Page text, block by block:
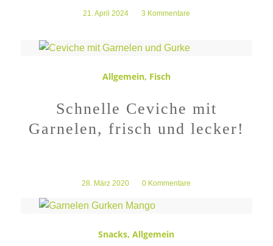
21. April 2024
/ 3 Kommentare
Allgemein, Fisch
Schnelle Ceviche mit
Garnelen, frisch und lecker!
28. März 2020
/ 0 Kommentare
Snacks,Allgemein